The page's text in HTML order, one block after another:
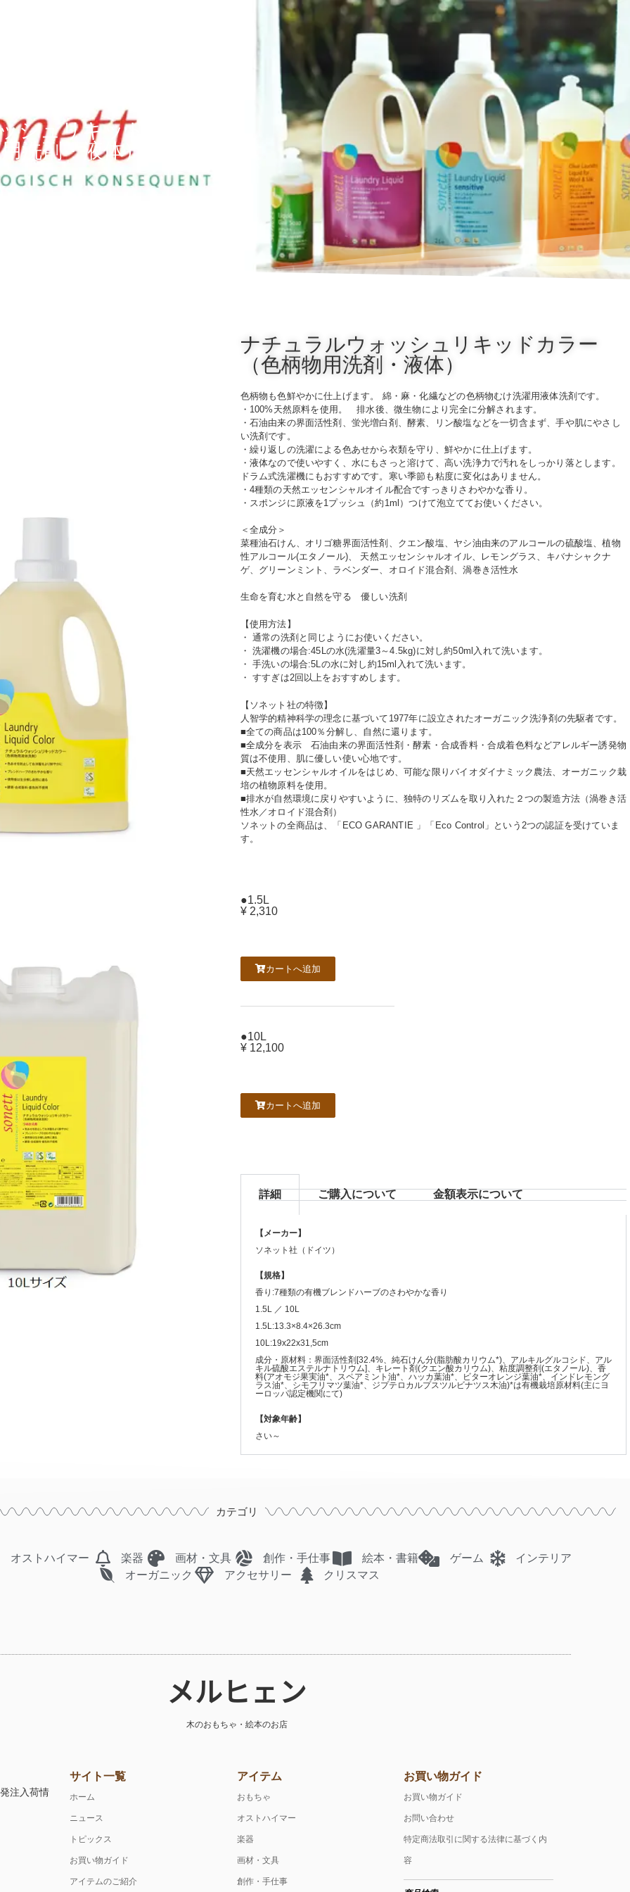
シュリキッドカラ
洗剤・液体）
ナチュラルウォッシュリキッドカラー
（色柄物用洗剤・液体）
色柄物も色鮮やかに仕上げます。 綿・麻・化繊などの色柄物むけ洗濯用液体洗剤です。
・100%天然原料を使用。 排水後、微生物により完全に分解されます。
・石油由来の界面活性剤、蛍光増白剤、酵素、リン酸塩などを一切含まず、手や肌にやさし
い洗剤です。
・繰り返しの洗濯による色あせから衣類を守り、鮮やかに仕上げます。
・液体なので使いやすく、水にもさっと溶けて、高い洗浄力で汚れをしっかり落とします。
ドラム式洗濯機にもおすすめです。寒い季節も粘度に変化はありません。
・4種類の天然エッセンシャルオイル配合ですっきりさわやかな香り。
・スポンジに原液を1プッシュ（約1ml）つけて泡立ててお使いください。
＜全成分＞
菜種油石けん、オリゴ糖界面活性剤、クエン酸塩、ヤシ油由来のアルコールの硫酸塩、植物
性アルコール(エタノール)、 天然エッセンシャルオイル、レモングラス、キバナシャクナ
ゲ、グリーンミント、ラベンダー、オロイド混合剤、渦巻き活性水
生命を育む水と自然を守る 優しい洗剤
【使用方法】
・ 通常の洗剤と同じようにお使いください。
・ 洗濯機の場合:45Lの水(洗濯量3～4.5kg)に対し約50ml入れて洗います。
・ 手洗いの場合:5Lの水に対し約15ml入れて洗います。
・ すすぎは2回以上をおすすめします。
【ソネット社の特徴】
人智学的精神科学の理念に基づいて1977年に設立されたオーガニック洗浄剤の先駆者です。
■全ての商品は100％分解し、自然に還ります。
■全成分を表示 石油由来の界面活性剤・酵素・合成香料・合成着色料などアレルギー誘発物
質は不使用、肌に優しい使い心地です。
■天然エッセンシャルオイルをはじめ、可能な限りバイオダイナミック農法、オーガニック栽
培の植物原料を使用。
■排水が自然環境に戻りやすいように、独特のリズムを取り入れた２つの製造方法（渦巻き活
性水／オロイド混合剤）
ソネットの全商品は、「ECO GARANTIE 」「Eco Control」という2つの認証を受けていま
す。
●1.5L
¥ 2,310
カートへ追加
●10L
¥ 12,100
カートへ追加
詳細 ご購入について ⾦額表⽰について
【メーカー】
ソネット社（ドイツ）
【規格】
香り:7種類の有機ブレンドハーブのさわやかな香り
1.5L ／ 10L
1.5L:13.3×8.4×26.3cm
10L:19x22x31,5cm
成分・原材料：界面活性剤[32.4%、純石けん分(脂肪酸カリウム*)、アルキルグルコシド、アル
キル硫酸エステルナトリウム]、キレート剤(クエン酸カリウム)、粘度調整剤(エタノール)、香
料(アオモジ果実油*、スペアミント油*、ハッカ葉油*、ビターオレンジ葉油*、インドレモング
ラス油*、シモフリマツ葉油*、ジプテロカルプスツルビナツス木油)*は有機栽培原材料(主にヨ
ーロッパ認定機関にて)
【対象年齢】
さい～
カテゴリ
オストハイマー 楽器 画材・文具 創作・手仕事 絵本・書籍 ゲーム
インテリア
オーガニック
アクセサリー クリスマス
メルヒェン
木のおもちゃ・絵本のお店
注入荷情
サイト一覧
ホーム
ニュース
トピックス
お買い物ガイド
アイテムのご紹介
アイテム
おもちゃ
オストハイマー
楽器
画材・文具
創作・手仕事
お買い物ガイド
お買い物ガイド
お問い合わせ
特定商法取引に関する法律に基づく内
容